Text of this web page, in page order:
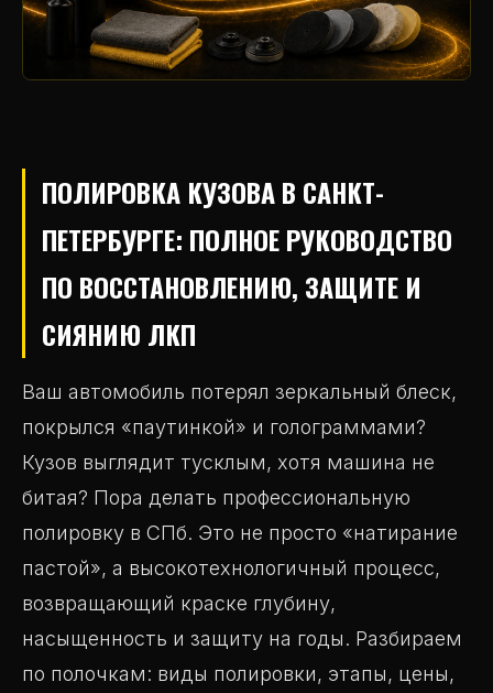
ПОЛИРОВКА КУЗОВА В САНКТ-
ПЕТЕРБУРГЕ: ПОЛНОЕ РУКОВОДСТВО
ПО ВОССТАНОВЛЕНИЮ, ЗАЩИТЕ И
СИЯНИЮ ЛКП
Ваш автомобиль потерял зеркальный блеск,
покрылся «паутинкой» и голограммами?
Кузов выглядит тусклым, хотя машина не
битая? Пора делать профессиональную
полировку в СПб. Это не просто «натирание
пастой», а высокотехнологичный процесс,
возвращающий краске глубину,
насыщенность и защиту на годы. Разбираем
по полочкам: виды полировки, этапы, цены,